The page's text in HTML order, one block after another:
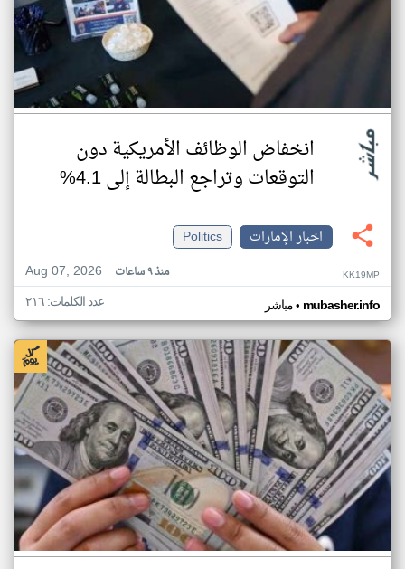
انخفاض الوظائف الأمريكية دون
التوقعات وتراجع البطالة إلى 4.1%
اخبار الإمارات
Politics
Aug 07, 2026
منذ ٩ ساعات KK19MP
مباشر• mubasher.info عدد الكلمات: ٢١٦